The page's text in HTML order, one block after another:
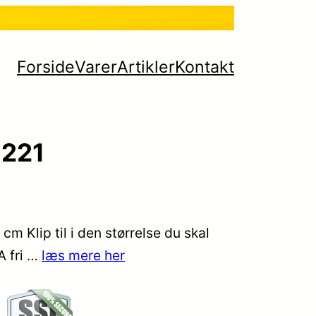
ForsideVarerArtiklerKontakt
Klip til i den størrelse du skal
fri … læs mere her